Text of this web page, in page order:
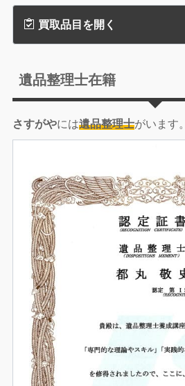
買取品目を開く
遺品整理士在籍
さすがやには遺品整理士がいます。